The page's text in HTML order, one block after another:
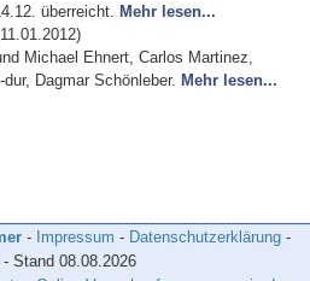
überreicht. Mehr lesen...
Michael Ehnert, Carlos Martinez,
Dagmar Schönleber. Mehr lesen...
- Impressum - Datenschutzerklärung -
Stand 08.08.2026